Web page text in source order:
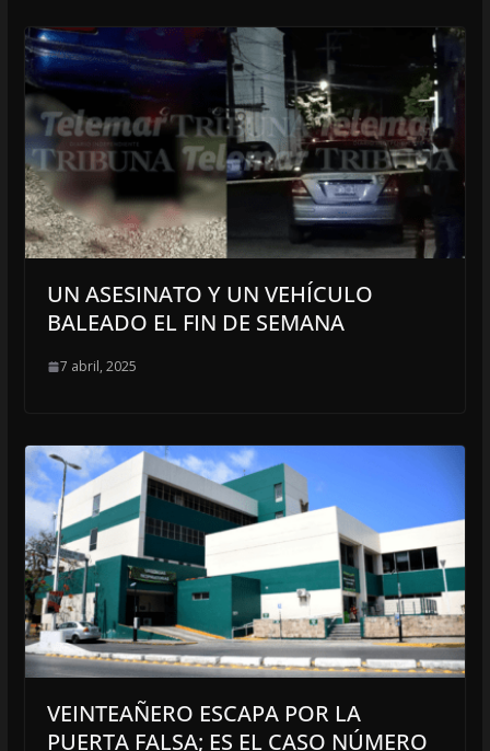
UN ASESINATO Y UN VEHÍCULO
BALEADO EL FIN DE SEMANA
7 abril, 2025
VEINTEAÑERO ESCAPA POR LA
PUERTA FALSA; ES EL CASO NÚMERO